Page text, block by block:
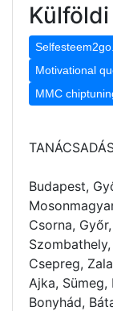
Motivational
MMC
Budapest,
Csorna,
Csepreg,
Ajka, Sümeg,
Bonyhád,